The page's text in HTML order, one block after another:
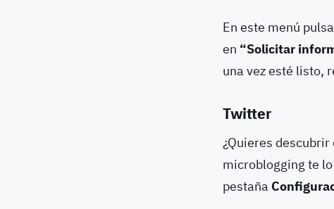
En este menú
en “Solicitar
una vez esté listo,
Twitter
¿Quieres
microblogging te
pestaña